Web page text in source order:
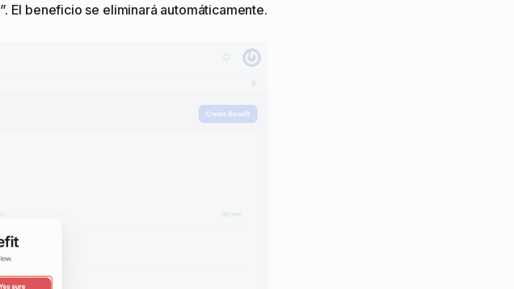
”. El beneficio se eliminará automáticamente.